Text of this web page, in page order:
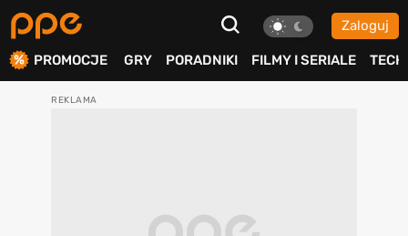
Zaloguj
PROMOCJE GRY PORADNIKI FILMY I SERIALE TECH